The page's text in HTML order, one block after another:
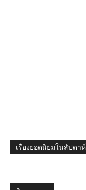
เรื่องยอดนิยมในสัปดาห์